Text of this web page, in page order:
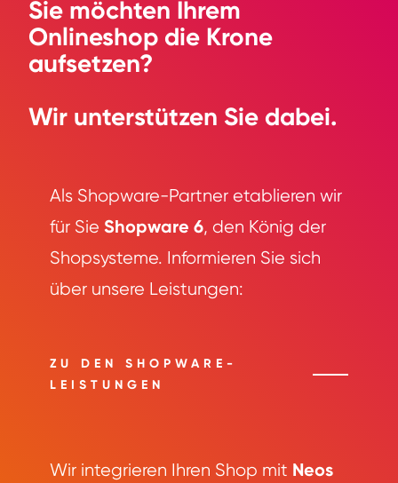
Sie möchten Ihrem
Onlineshop die Krone
aufsetzen?
Wir unterstützen Sie dabei.
Als Shopware-Partner etablieren wir
für Sie Shopware 6, den König der
Shopsysteme. Informieren Sie sich
über unsere Leistungen:
ZU DEN SHOPWARE-
LEISTUNGEN
Wir integrieren Ihren Shop mit Neos